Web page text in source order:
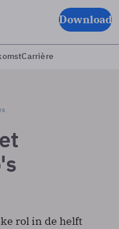
Download
Carrière
rol in de helft